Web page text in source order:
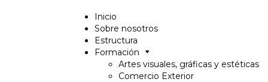
Inicio
Sobre nosotros
Estructura
Formación
Artes visuales, gráficas y estéticas
Comercio Exterior